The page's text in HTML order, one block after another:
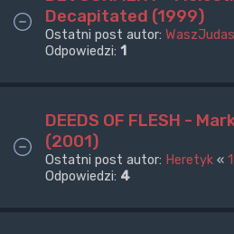
Decapitated (1999)
Ostatni post autor:
Odpowiedzi: 1
DEEDS OF FLESH -
(2001)
Ostatni post autor: Heretyk «
Odpowiedzi: 4